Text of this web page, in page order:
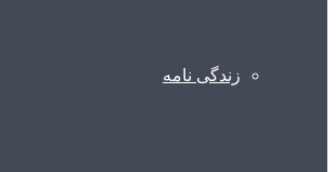
زندگی نامه